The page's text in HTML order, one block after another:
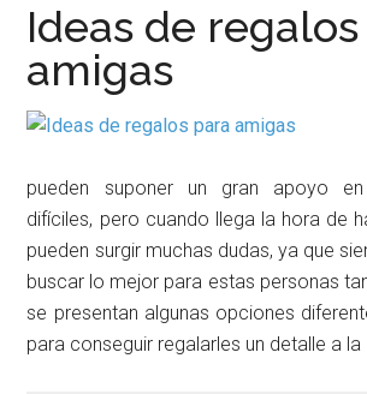
Ideas de
amigas
pueden suponer un gran apoyo
difíciles, pero cuando llega la hora de
pueden surgir muchas dudas, ya que
buscar lo mejor para estas personas
se presentan algunas opciones
para conseguir regalarles un detalle a la